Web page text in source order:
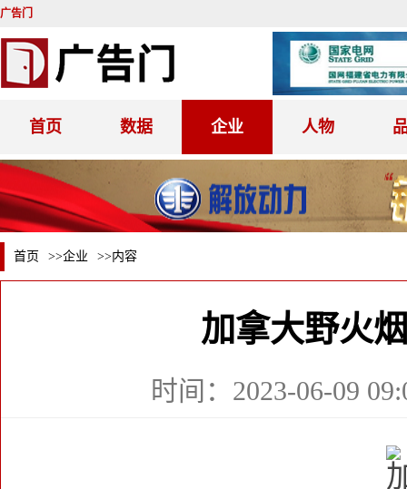
广告门
首页 数据 企业 人物
首页 >>企业 >>内容
加拿大野火
时间：2023-06-09